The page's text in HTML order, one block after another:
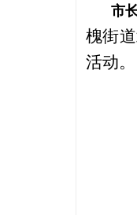
市长
槐街
活动。